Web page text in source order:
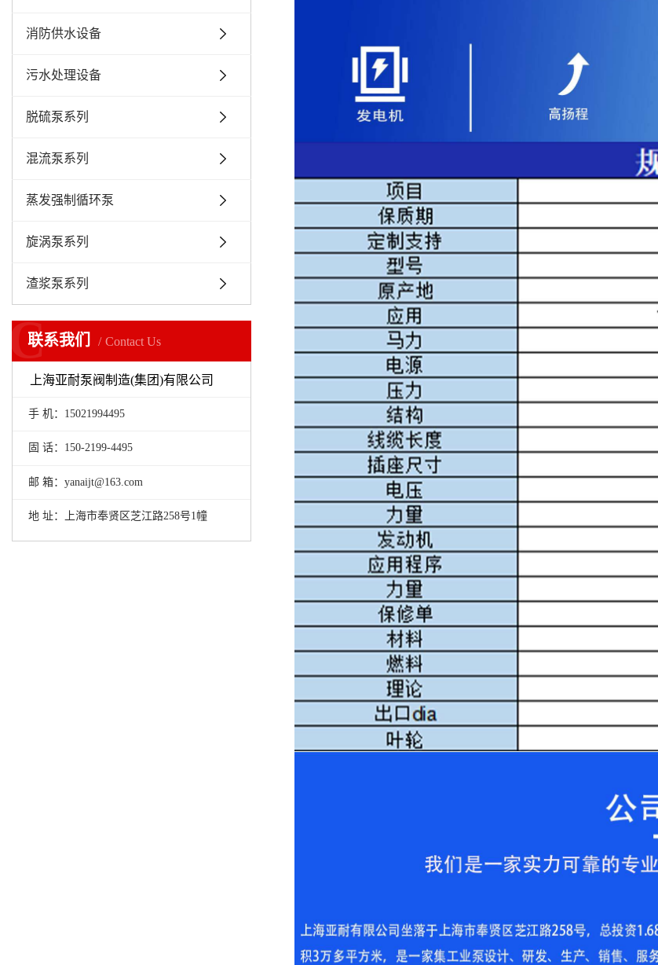
消防供水设备
污水处理设备
脱硫泵系列
混流泵系列
蒸发强制循环泵
旋涡泵系列
渣浆泵系列
联系我们 Contact Us
C
上海亚耐泵阀制造(集团)有限公司
手 机：15021994495
固 话：150-2199-4495
邮 箱：yanaijt@163.com
地 址：上海市奉贤区芝江路258号1幢